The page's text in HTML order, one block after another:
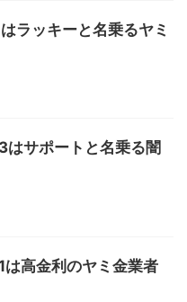
ラッキーと名乗るヤミ
サポートと名乗る闇
高金利のヤミ金業者